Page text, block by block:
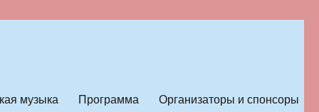
музыка Программа Организаторы и спонсоры